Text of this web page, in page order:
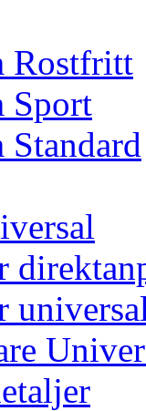
Rostfritt
Sport
Standard